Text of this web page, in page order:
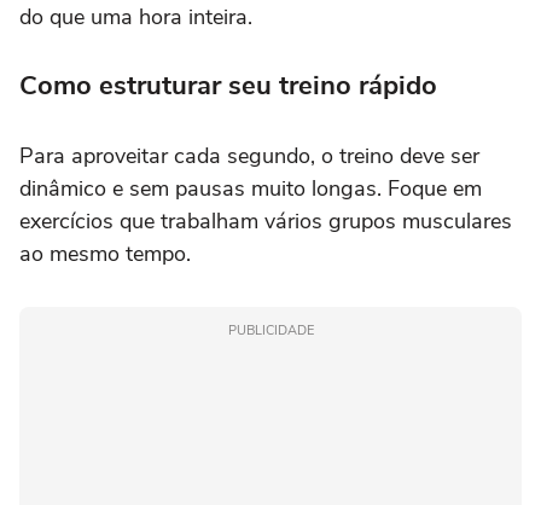
do que uma hora inteira.
Como estruturar seu treino rápido
Para aproveitar cada segundo, o treino deve ser
dinâmico e sem pausas muito longas. Foque em
exercícios que trabalham vários grupos musculares
ao mesmo tempo.
PUBLICIDADE